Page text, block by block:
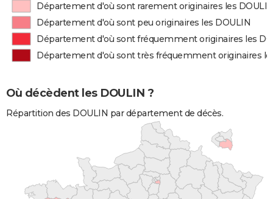
Département d'où sont rarement originaires les
Département d'où sont peu originaires les DOULIN
Département d'où sont fréquemment originaires les
Département d'où sont très fréquemment originaires
Où décèdent les DOULIN ?
Répartition des DOULIN par département de décès.